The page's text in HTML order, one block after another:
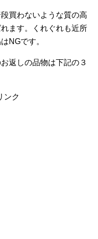
買わないような質の高
ます。くれぐれも近所
NGです。
返しの品物は下記の３
ンク